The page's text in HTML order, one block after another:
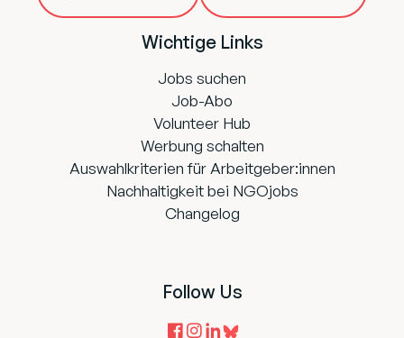
Wichtige Links
Jobs suchen
Job-Abo
Volunteer Hub
Werbung schalten
Auswahlkriterien für Arbeitgeber:innen
Nachhaltigkeit bei NGOjobs
Changelog
Follow Us